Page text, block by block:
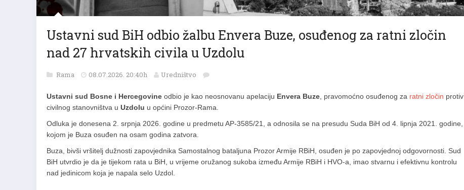
Ustavni sud BiH odbio žalbu Envera Buze, osuđenog za ratni zločin
nad 27 hrvatskih civila u Uzdolu
Rama 08.07.2026. 20:40h Uredništvo
Ustavni sud Bosne i Hercegovine odbio je kao neosnovanu apelaciju Envera Buze , pravomoćno osuđenog za ratni zločin protiv
civilnog stanovništva u Uzdolu u općini Prozor-Rama.
Odluka je donesena 2. srpnja 2026. godine u predmetu AP-3585/21, a odnosila se na presudu Suda BiH od 4. lipnja 2021. godine,
kojom je Buza osuđen na osam godina zatvora.
Buza, bivši vršitelj dužnosti zapovjednika Samostalnog bataljuna Prozor Armije RBiH, osuđen je po zapovjednoj odgovornosti. Sud
BiH utvrdio je da je tijekom rata u BiH, u vrijeme oružanog sukoba između Armije RBiH i HVO-a, imao stvarnu i efektivnu kontrolu
nad jedinicom koja je napala selo Uzdol.